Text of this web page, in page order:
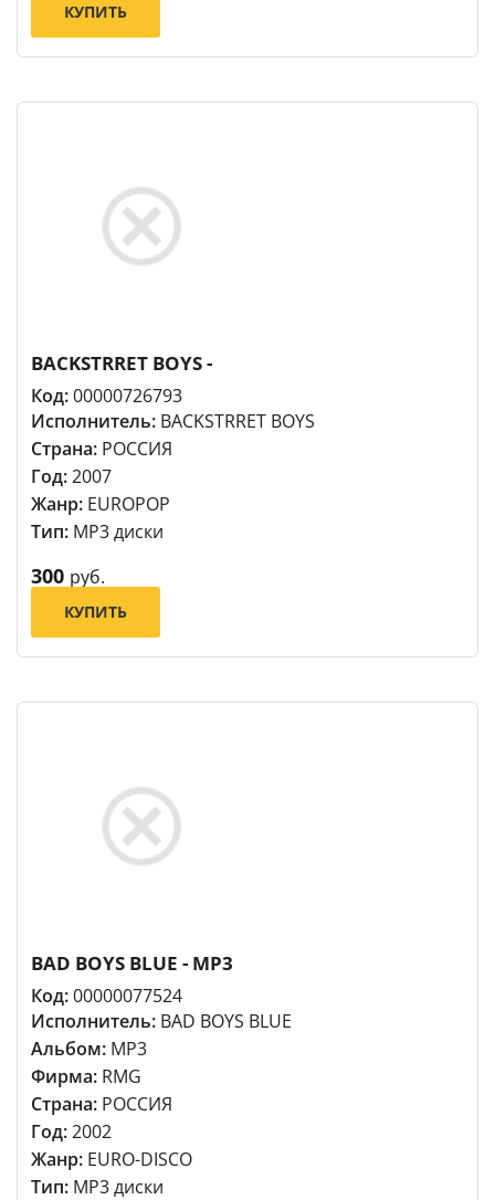
КУПИТЬ
BACKSTRRET BOYS -
Код:00000726793
Исполнитель: BACKSTRRET BOYS
Страна: РОССИЯ
Год:2007
Жанр: EUROPOP
Тип: MP3 диски
300 руб.
КУПИТЬ
BAD BOYS BLUE - MP3
Код:00000077524
Исполнитель: BAD BOYS BLUE
Альбом: MP3
Фирма: RMG
Страна: РОССИЯ
Год:2002
Жанр: EURO-DISCO
Тип: MP3 диски